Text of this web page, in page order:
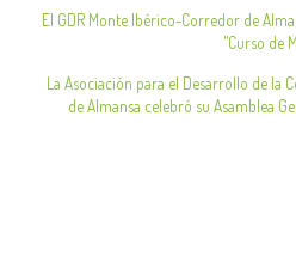
El GDR Monte Ibérico-Corredor de
"Curso de
La Asociación para el Desarrollo de la
de Almansa celebró su Asamblea